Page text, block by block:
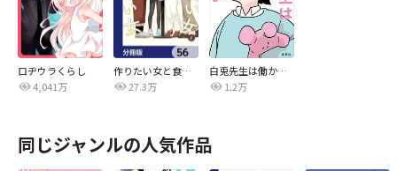
ロヂウラくらし
4,041万
作りたい女と食べたい女【分冊版】
27.3万
白兎先生は働かない【タテヨミ】
1.2万
同じジャンルの人気作品